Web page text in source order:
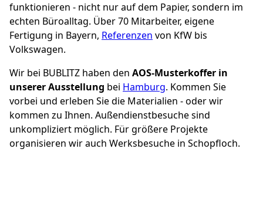
funktionieren - nicht nur auf dem Papier, sondern im
echten Büroalltag. Über 70 Mitarbeiter, eigene
Fertigung in Bayern, Referenzen von KfW bis
Volkswagen.
Wir bei BUBLITZ haben den AOS-Musterkoffer in
unserer Ausstellung bei Hamburg. Kommen Sie
vorbei und erleben Sie die Materialien - oder wir
kommen zu Ihnen. Außendienstbesuche sind
unkompliziert möglich. Für größere Projekte
organisieren wir auch Werksbesuche in Schopfloch.